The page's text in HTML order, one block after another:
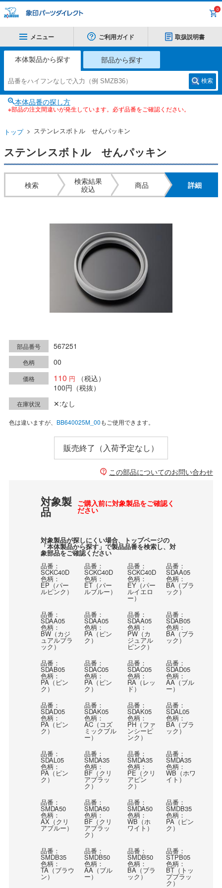
0
メニュー ご利用ガイド 取扱説明書
本体製品から探す 部品から探す
検索
本体品番の探し方
※部品の注文間違いが発生しています。必ず品番をご確認ください。
トップ ステンレスボトル せんパッキン
ステンレスボトル せんパッキン
検索
検索結果
絞込
商品 詳細
部品番号 567251
色柄 00
価格 110
（税込）
100円 （税抜）
在庫状況 ✕:なし
色は違いますが、 BB640025M_00もご使用できます。
販売終了（入荷予定なし）
この部品についてのお問い合わせ
対象製
品
ご購入前に対象製品をご確認く
ださい
対象製品が探しにくい場合、トップページの
「本体製品から探す」で製品品番を検索し、対
象部品をご確認ください
品番：
SCKC40D
色柄：
EP（パー
ルピンク）
品番：
SCKC40D
色柄：
ET（パー
ルブルー）
品番：
SCKC40D
色柄：
EY（パー
ルイエロ
ー）
品番：
SDAA05
色柄：
BA（ブラ
ック）
品番：
SDAA05
色柄：
BW（カジ
ュアルブラ
ック）
品番：
SDAA05
色柄：
PA（ピン
ク）
品番：
SDAA05
色柄：
PW（カ
ジュアル
ピンク）
品番：
SDAB05
色柄：
BA（ブラ
ック）
品番：
SDAB05
色柄：
PA（ピン
ク）
品番：
SDAC05
色柄：
PA（ピン
ク）
品番：
SDAC05
色柄：
RA（レッ
ド）
品番：
SDAD05
色柄：
AA（ブル
ー）
品番：
SDAD05
色柄：
PA（ピン
ク）
品番：
SDAK05
色柄：
AC（コズ
ミックブル
ー）
品番：
SDAK05
色柄：
PH（ファ
ンシーピ
ンク）
品番：
SDAL05
色柄：
BA（ブラ
ック）
品番：
SDAL05
色柄：
PA（ピン
ク）
品番：
SMDA35
色柄：
BF（クリ
アブラッ
ク）
品番：
SMDA35
色柄：
PE（クリ
アピン
ク）
品番：
SMDA35
色柄：
WB（ホワ
イト）
品番：
SMDA50
色柄：
AX（クリ
アブルー）
品番：
SMDA50
色柄：
BF（クリ
アブラッ
ク）
品番：
SMDA50
色柄：
WB（ホ
ワイト）
品番：
SMDB35
色柄：
PA（ピン
ク）
品番：
SMDB35
色柄：
TA（ブラウ
ン）
品番：
SMDB50
色柄：
AA（ブル
ー）
品番：
SMDB50
色柄：
BA（ブラ
ック）
品番：
STPB05
色柄：
BT（トッ
プブラッ
ク）